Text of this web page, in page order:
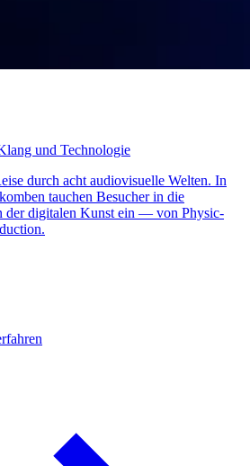
und Technologie
durch acht audiovisuelle Welten. In
tauchen Besucher in die
der digitalen Kunst ein — von Physic-